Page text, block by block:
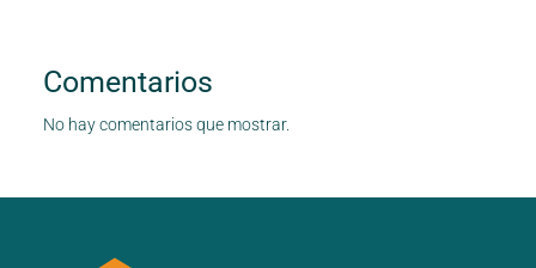
Comentarios
No hay comentarios que mostrar.